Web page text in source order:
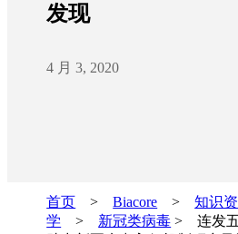
发现
4 月 3, 2020
首页 >Biacore >知识
学 > 新冠类病毒 > 连发五